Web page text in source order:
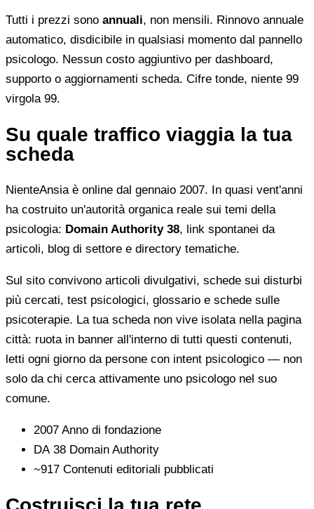
Tutti i prezzi sono annuali, non mensili. Rinnovo annuale
automatico, disdicibile in qualsiasi momento dal pannello
psicologo. Nessun costo aggiuntivo per dashboard,
supporto o aggiornamenti scheda. Cifre tonde, niente 99
virgola 99.
Su quale traffico viaggia la tua
scheda
NienteAnsia è online dal gennaio 2007. In quasi vent'anni
ha costruito un'autorità organica reale sui temi della
psicologia: Domain Authority 38, link spontanei da
articoli, blog di settore e directory tematiche.
Sul sito convivono articoli divulgativi, schede sui disturbi
più cercati, test psicologici, glossario e schede sulle
psicoterapie. La tua scheda non vive isolata nella pagina
città: ruota in banner all'interno di tutti questi contenuti,
letti ogni giorno da persone con intent psicologico — non
solo da chi cerca attivamente uno psicologo nel suo
comune.
2007 Anno di fondazione
DA 38 Domain Authority
~917 Contenuti editoriali pubblicati